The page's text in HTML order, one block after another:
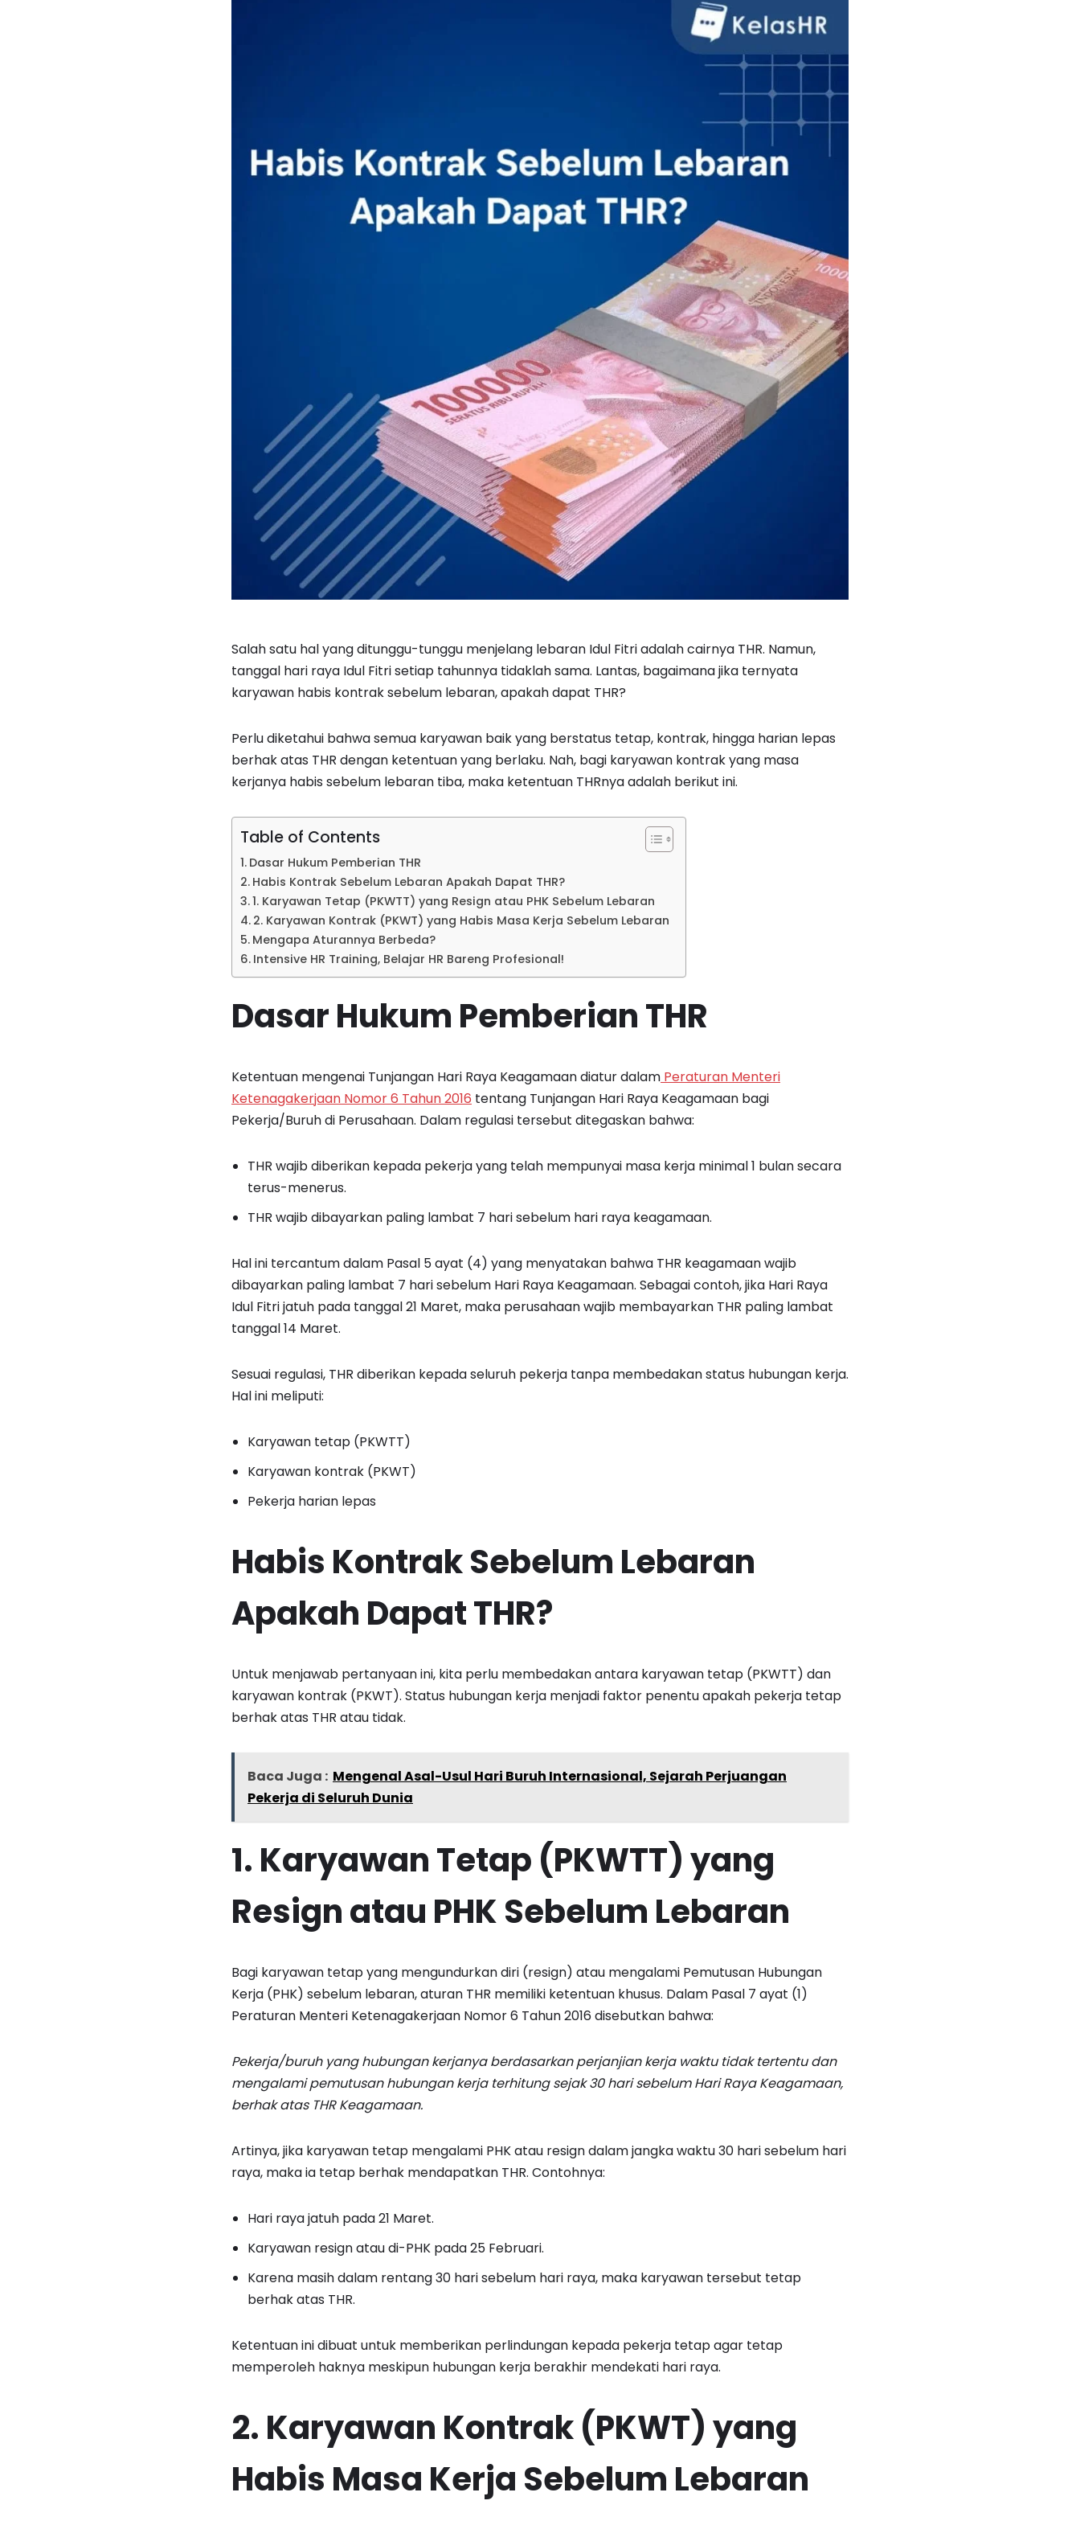
Salah satu hal yang ditunggu-tunggu menjelang lebaran Idul Fitri adalah cairnya THR. Namun,
tanggal hari raya Idul Fitri setiap tahunnya tidaklah sama. Lantas, bagaimana jika ternyata
karyawan habis kontrak sebelum lebaran, apakah dapat THR?
Perlu diketahui bahwa semua karyawan baik yang berstatus tetap, kontrak, hingga harian lepas
berhak atas THR dengan ketentuan yang berlaku. Nah, bagi karyawan kontrak yang masa
kerjanya habis sebelum lebaran tiba, maka ketentuan THRnya adalah berikut ini.
Table of Contents
Dasar Hukum Pemberian THR
Habis Kontrak Sebelum Lebaran Apakah Dapat THR?
1. Karyawan Tetap (PKWTT) yang Resign atau PHK Sebelum Lebaran
2. Karyawan Kontrak (PKWT) yang Habis Masa Kerja Sebelum Lebaran
Mengapa Aturannya Berbeda?
Intensive HR Training, Belajar HR Bareng Profesional!
Dasar Hukum Pemberian THR
Ketentuan mengenai Tunjangan Hari Raya Keagamaan diatur dalam Peraturan Menteri
Ketenagakerjaan Nomor 6 Tahun 2016 tentang Tunjangan Hari Raya Keagamaan bagi
Pekerja/Buruh di Perusahaan. Dalam regulasi tersebut ditegaskan bahwa:
THR wajib diberikan kepada pekerja yang telah mempunyai masa kerja minimal 1 bulan secara
terus-menerus.
THR wajib dibayarkan paling lambat 7 hari sebelum hari raya keagamaan.
Hal ini tercantum dalam Pasal 5 ayat (4) yang menyatakan bahwa THR keagamaan wajib
dibayarkan paling lambat 7 hari sebelum Hari Raya Keagamaan. Sebagai contoh, jika Hari Raya
Idul Fitri jatuh pada tanggal 21 Maret, maka perusahaan wajib membayarkan THR paling lambat
tanggal 14 Maret.
Sesuai regulasi, THR diberikan kepada seluruh pekerja tanpa membedakan status hubungan kerja.
Hal ini meliputi:
Karyawan tetap (PKWTT)
Karyawan kontrak (PKWT)
Pekerja harian lepas
Habis Kontrak Sebelum Lebaran
Apakah Dapat THR?
Untuk menjawab pertanyaan ini, kita perlu membedakan antara karyawan tetap (PKWTT) dan
karyawan kontrak (PKWT). Status hubungan kerja menjadi faktor penentu apakah pekerja tetap
berhak atas THR atau tidak.
Baca Juga : Mengenal Asal-Usul Hari Buruh Internasional, Sejarah Perjuangan
Pekerja di Seluruh Dunia
1. Karyawan Tetap (PKWTT) yang
Resign atau PHK Sebelum Lebaran
Bagi karyawan tetap yang mengundurkan diri (resign) atau mengalami Pemutusan Hubungan
Kerja (PHK) sebelum lebaran, aturan THR memiliki ketentuan khusus. Dalam Pasal 7 ayat (1)
Peraturan Menteri Ketenagakerjaan Nomor 6 Tahun 2016 disebutkan bahwa:
Pekerja/buruh yang hubungan kerjanya berdasarkan perjanjian kerja waktu tidak tertentu dan
mengalami pemutusan hubungan kerja terhitung sejak 30 hari sebelum Hari Raya Keagamaan,
berhak atas THR Keagamaan.
Artinya, jika karyawan tetap mengalami PHK atau resign dalam jangka waktu 30 hari sebelum hari
raya, maka ia tetap berhak mendapatkan THR. Contohnya:
Hari raya jatuh pada 21 Maret.
Karyawan resign atau di-PHK pada 25 Februari.
Karena masih dalam rentang 30 hari sebelum hari raya, maka karyawan tersebut tetap
berhak atas THR.
Ketentuan ini dibuat untuk memberikan perlindungan kepada pekerja tetap agar tetap
memperoleh haknya meskipun hubungan kerja berakhir mendekati hari raya.
2. Karyawan Kontrak (PKWT) yang
Habis Masa Kerja Sebelum Lebaran